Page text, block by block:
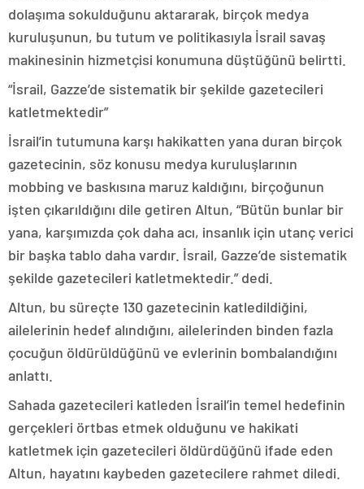
dolaşıma sokulduğunu aktararak, birçok medya
kuruluşunun, bu tutum ve politikasıyla İsrail savaş
makinesinin hizmetçisi konumuna düştüğünü belirtti.
“İsrail, Gazze’de sistematik bir şekilde gazetecileri
katletmektedir”
İsrail’in tutumuna karşı hakikatten yana duran birçok
gazetecinin, söz konusu medya kuruluşlarının
mobbing ve baskısına maruz kaldığını, birçoğunun
işten çıkarıldığını dile getiren Altun, “Bütün bunlar bir
yana, karşımızda çok daha acı, insanlık için utanç verici
bir başka tablo daha vardır. İsrail, Gazze’de sistematik
şekilde gazetecileri katletmektedir.” dedi.
Altun, bu süreçte 130 gazetecinin katledildiğini,
ailelerinin hedef alındığını, ailelerinden binden fazla
çocuğun öldürüldüğünü ve evlerinin bombalandığını
anlattı.
Sahada gazetecileri katleden İsrail’in temel hedefinin
gerçekleri örtbas etmek olduğunu ve hakikati
katletmek için gazetecileri öldürdüğünü ifade eden
Altun, hayatını kaybeden gazetecilere rahmet diledi.